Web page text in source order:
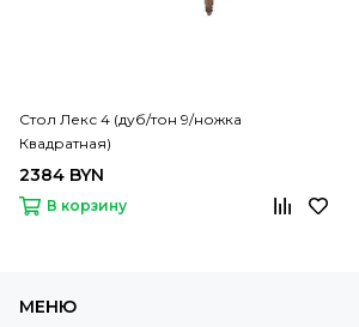
Стол Лекс 4 (дуб/тон 9/ножка
Квадратная)
2384 BYN
В корзину
МЕНЮ